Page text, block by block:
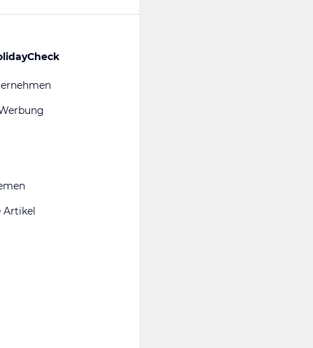
Artikel